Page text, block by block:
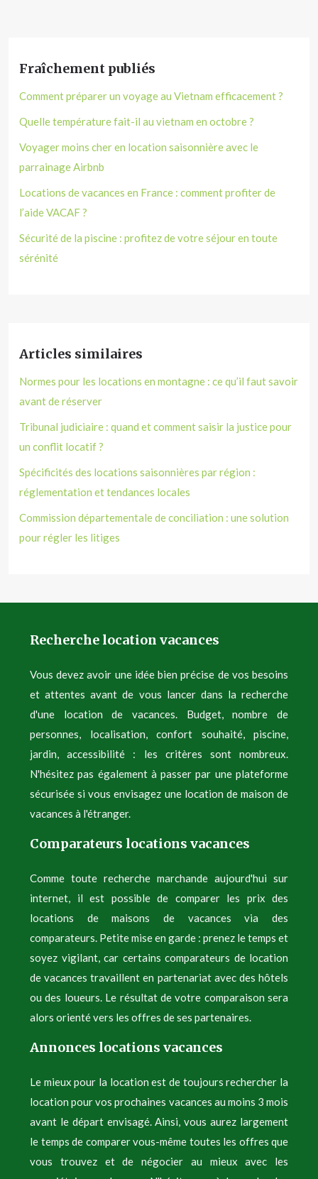
Fraîchement publiés
Comment préparer un voyage au Vietnam efficacement ?
Quelle température fait-il au vietnam en octobre ?
Voyager moins cher en location saisonnière avec le
parrainage Airbnb
Locations de vacances en France : comment profiter de
l’aide VACAF ?
Sécurité de la piscine : profitez de votre séjour en toute
sérénité
Articles similaires
Normes pour les locations en montagne : ce qu’il faut savoir
avant de réserver
Tribunal judiciaire : quand et comment saisir la justice pour
un conflit locatif ?
Spécificités des locations saisonnières par région :
réglementation et tendances locales
Commission départementale de conciliation : une solution
pour régler les litiges
Recherche location vacances
Vous devez avoir une idée bien précise de vos besoins
et attentes avant de vous lancer dans la recherche
d'une location de vacances. Budget, nombre de
personnes, localisation, confort souhaité, piscine,
jardin, accessibilité : les critères sont nombreux.
N'hésitez pas également à passer par une plateforme
sécurisée si vous envisagez une location de maison de
vacances à l'étranger.
Comparateurs locations vacances
Comme toute recherche marchande aujourd'hui sur
internet, il est possible de comparer les prix des
locations de maisons de vacances via des
comparateurs. Petite mise en garde : prenez le temps et
soyez vigilant, car certains comparateurs de location
de vacances travaillent en partenariat avec des hôtels
ou des loueurs. Le résultat de votre comparaison sera
alors orienté vers les offres de ses partenaires.
Annonces locations vacances
Le mieux pour la location est de toujours rechercher la
location pour vos prochaines vacances au moins 3 mois
avant le départ envisagé. Ainsi, vous aurez largement
le temps de comparer vous-même toutes les offres que
vous trouvez et de négocier au mieux avec les